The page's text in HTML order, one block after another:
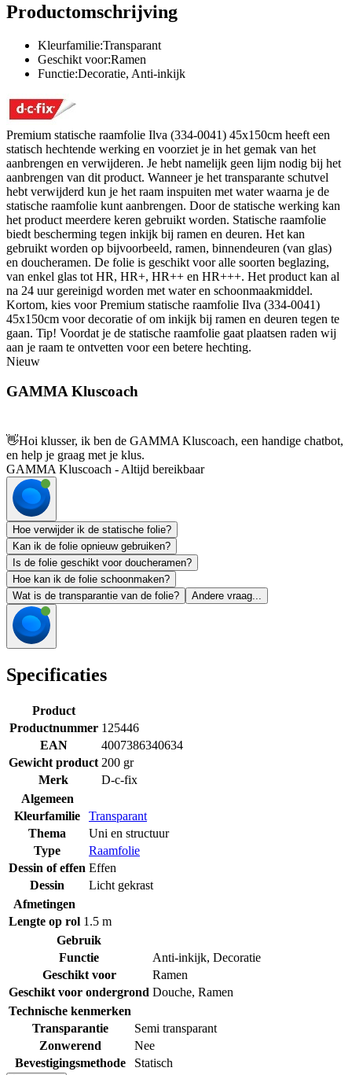
Productomschrijving
Kleurfamilie:Transparant
Geschikt voor:Ramen
Functie:Decoratie, Anti-inkijk
Premium statische raamfolie Ilva (334-0041) 45x150cm heeft een
statisch hechtende werking en voorziet je in het gemak van het
aanbrengen en verwijderen. Je hebt namelijk geen lijm nodig bij het
aanbrengen van dit product. Wanneer je het transparante schutvel
hebt verwijderd kun je het raam inspuiten met water waarna je de
statische raamfolie kunt aanbrengen. Door de statische werking kan
het product meerdere keren gebruikt worden. Statische raamfolie
biedt bescherming tegen inkijk bij ramen en deuren. Het kan
gebruikt worden op bijvoorbeeld, ramen, binnendeuren (van glas)
en doucheramen. De folie is geschikt voor alle soorten beglazing,
van enkel glas tot HR, HR+, HR++ en HR+++. Het product kan al
na 24 uur gereinigd worden met water en schoonmaakmiddel.
Kortom, kies voor Premium statische raamfolie Ilva (334-0041)
45x150cm voor decoratie of om inkijk bij ramen en deuren tegen te
gaan. Tip! Voordat je de statische raamfolie gaat plaatsen raden wij
aan je raam te ontvetten voor een betere hechting.
Nieuw
GAMMA Kluscoach
👋Hoi klusser, ik ben de GAMMA Kluscoach, een handige chatbot,
en help je graag met je klus.
GAMMA Kluscoach - Altijd bereikbaar
Hoe verwijder ik de statische folie?
Kan ik de folie opnieuw gebruiken?
Is de folie geschikt voor doucheramen?
Hoe kan ik de folie schoonmaken?
Wat is de transparantie van de folie?
Andere vraag...
Specificaties
Product
Productnummer 125446
EAN
4007386340634
Gewicht product 200 gr
Merk
D-c-fix
Algemeen
Kleurfamilie
Transparant
Thema
Uni en structuur
Type
Raamfolie
Dessin of effen Effen
Dessin
Licht gekrast
Afmetingen
Lengte op rol 1.5 m
Gebruik
Functie
Anti-inkijk, Decoratie
Geschikt voor
Ramen
Geschikt voor ondergrond Douche, Ramen
Technische kenmerken
Transparantie
Semi transparant
Zonwerend
Nee
Bevestigingsmethode
Statisch